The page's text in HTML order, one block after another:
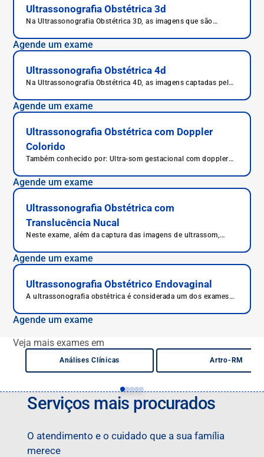
Ultrassonografia Obstétrica 3d
Na Ultrassonografia Obstétrica 3D, as imagens que são
corpo do bebê, permitindo visualizar a face e os órgãos
genitais da criança, assim o médico também pode avaliar
Agende um exame
Ultrassonografia Obstétrica 4d
Na Ultrassonografia Obstétrica 4D, as imagens captadas pelo
bebê, permitindo visualizar face e órgãos genitais, fazendo
com que o médico avalie possíveis doenças e condições
Agende um exame
Ultrassonografia Obstétrica com Doppler
Colorido
Também conhecido por: Ultra-som gestacional com doppler
+ dopplerfluxometria, Ultra-som obstétrico c/doppler, Ultra-
som gestacional c/doppler
Agende um exame
Ultrassonografia Obstétrica com
Translucência Nucal
Neste exame, além da captura das imagens de ultrassom,
Agende um exame
Ultrassonografia Obstétrico Endovaginal
A ultrassonografia obstétrica é considerada um dos exames
malformações e acompanha periodicamente o
desenvolvimento fetal.
Agende um exame
Veja mais exames em
Análises Clínicas Artro-RM
Serviços mais procurados
O atendimento e o cuidado que a sua família
merece